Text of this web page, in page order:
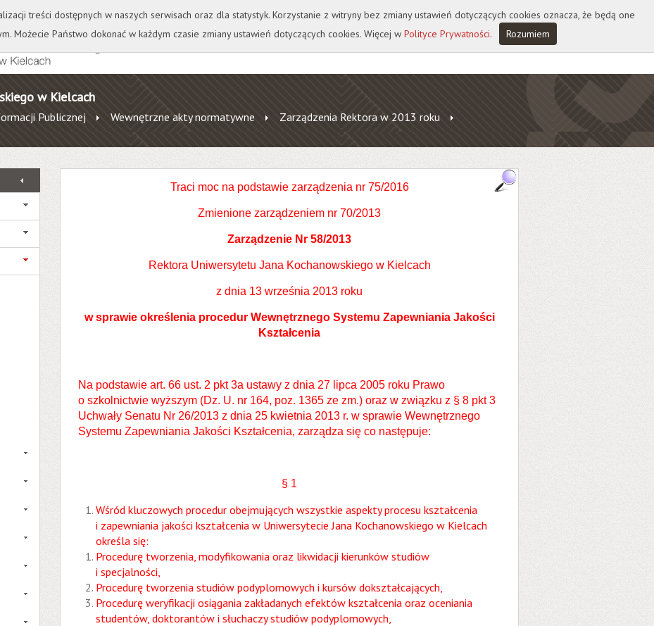
Wydawnictwo Wirtualna Uczelnia A A A A
w Kielcach
Publicznej Wewnętrzne akty normatywne
Zarządzenia Rektora w 2013 roku
Traci moc na podstawie zarządzenia nr 75/2016
Zmienione zarządzeniem nr 70/2013
Zarządzenie Nr 58/2013
Rektora Uniwersytetu Jana Kochanowskiego w Kielcach
z dnia 13 września 2013 roku
w sprawie określenia procedur Wewnętrznego Systemu Zapewniania Jakości
Kształcenia
Na podstawie art. 66 ust. 2 pkt 3a ustawy z dnia 27 lipca 2005 roku Prawo
o szkolnictwie wyższym (Dz. U. nr 164, poz. 1365 ze zm.) oraz w związku z § 8 pkt 3
Uchwały Senatu Nr 26/2013 z dnia 25 kwietnia 2013 r. w sprawie Wewnętrznego
Systemu Zapewniania Jakości Kształcenia, zarządza się co następuje:
§ 1
Wśród kluczowych procedur obejmujących wszystkie aspekty procesu kształcenia
i zapewniania jakości kształcenia w Uniwersytecie Jana Kochanowskiego w Kielcach
określa się:
Procedurę tworzenia, modyfikowania oraz likwidacji kierunków studiów
i specjalności,
Procedurę tworzenia studiów podyplomowych i kursów dokształcających,
Procedurę weryfikacji osiągania zakładanych efektów kształcenia oraz oceniania
studentów, doktorantów i słuchaczy studiów podyplomowych,
treści dostępnych w naszych serwisach oraz dla statystyk. Korzystanie z witryny bez zmiany ustawień dotyczących cookies oznacza, że będą one
Możecie Państwo dokonać w każdym czasie zmiany ustawień dotyczących cookies. Więcej w Polityce Prywatności. Rozumiem